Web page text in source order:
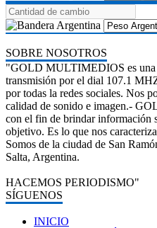
SOBRE NOSOTROS
"GOLD MULTIMEDIOS es una
transmisión por el dial 107.1
por todas la redes sociales. Nos
calidad de sonido e imagen.-
con el fin de brindar información
objetivo. Es lo que nos
Somos de la ciudad de San
Salta, Argentina.
HACEMOS PERIODISMO"
SÍGUENOS
INICIO